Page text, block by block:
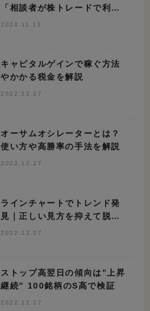
「相談者が株トレードで利益
続出」のワケ
2024.11.13
キャピタルゲインで稼ぐ方法
やかかる税金を解説
2022.12.27
オーサムオシレーターとは？
使い方や高勝率の手法を解説
2022.12.27
ラインチャートでトレンド発
見｜正しい見方を抑えて脱初
心者しよう
2022.12.27
ストップ高翌日の傾向は”上昇
継続” 100銘柄のS高で検証
2022.12.27